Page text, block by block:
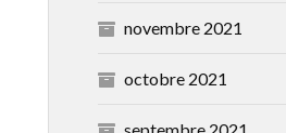
novembre 2021
octobre 2021